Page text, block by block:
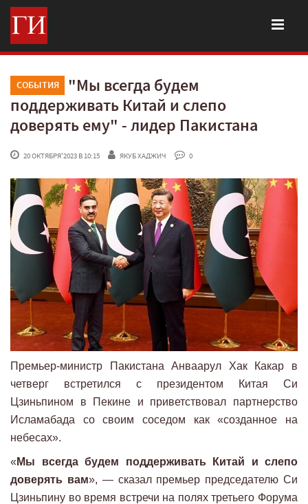
СОБЫТИЯ
"Мы всегда будем
поддерживать Китай и слепо
доверять ему" - лидер Пакистана
20 ОКТЯБРЯ'2023 В 10:15 ЯКУБ ХАДЖИЧ 0
Премьер-министр Пакистана Анваарул Хак Какар в
четверг встретился с президентом Китая Си
Цзиньпином в Пекине и приветствовал партнерство
Исламабада со своим соседом как «созданное на
небесах».
« Мы всегда будем поддерживать Китай и слепо
доверять вам», — сказал премьер председателю Си
Цзиньпину во время встречи на полях третьего Форума